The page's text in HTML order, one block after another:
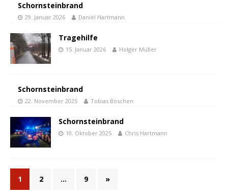
Schornsteinbrand
29. Januar 2026 Daniel Hartmann
Tragehilfe
15. Januar 2026 Holger Müller
Schornsteinbrand
22. November 2025 Tobias Böschen
Schornsteinbrand
10. Oktober 2025 Chris Hartmann
1 2 … 9 »